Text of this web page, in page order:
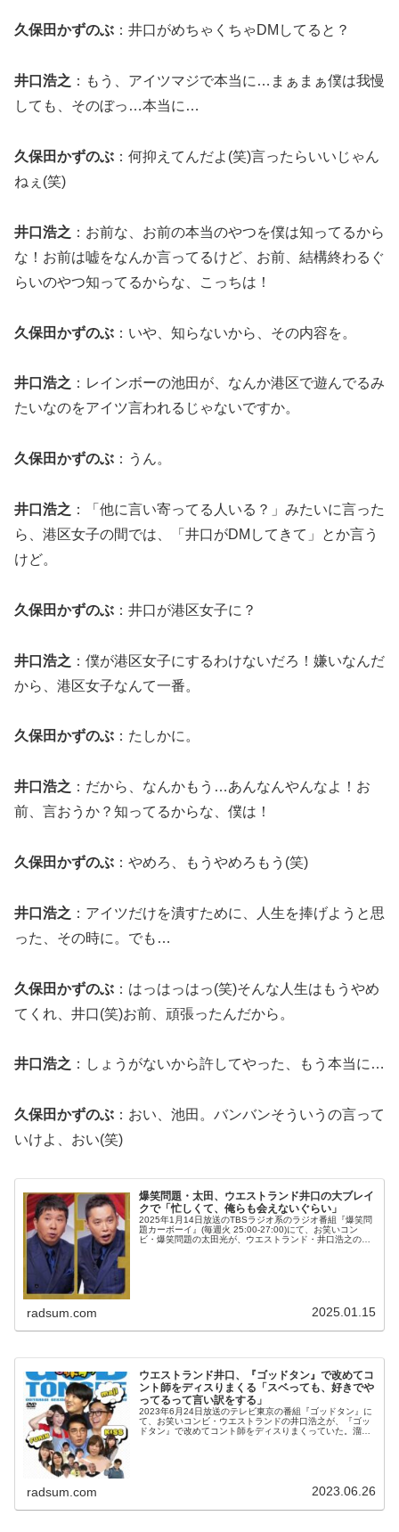
久保田かずのぶ ：井口がめちゃくちゃDMしてると？
井口浩之 ：もう、アイツマジで本当に…まぁまぁ僕は我慢
しても、そのぼっ…本当に…
久保田かずのぶ ：何抑えてんだよ(笑)言ったらいいじゃん
ねぇ(笑)
井口浩之 ：お前な、お前の本当のやつを僕は知ってるから
な！お前は嘘をなんか言ってるけど、お前、結構終わるぐ
らいのやつ知ってるからな、こっちは！
久保田かずのぶ ：いや、知らないから、その内容を。
井口浩之 ：レインボーの池田が、なんか港区で遊んでるみ
たいなのをアイツ言われるじゃないですか。
久保田かずのぶ ：うん。
井口浩之 ：「他に言い寄ってる人いる？」みたいに言った
ら、港区女子の間では、「井口がDMしてきて」とか言う
けど。
久保田かずのぶ ：井口が港区女子に？
井口浩之 ：僕が港区女子にするわけないだろ！嫌いなんだ
から、港区女子なんて一番。
久保田かずのぶ ：たしかに。
井口浩之 ：だから、なんかもう…あんなんやんなよ！お
前、言おうか？知ってるからな、僕は！
久保田かずのぶ ：やめろ、もうやめろもう(笑)
井口浩之 ：アイツだけを潰すために、人生を捧げようと思
った、その時に。でも…
久保田かずのぶ ：はっはっはっ(笑)そんな人生はもうやめ
てくれ、井口(笑)お前、頑張ったんだから。
井口浩之 ：しょうがないから許してやった、もう本当に…
久保田かずのぶ ：おい、池田。バンバンそういうの言って
いけよ、おい(笑)
爆笑問題・太田、ウエストランド井口の大ブレイ
クで「忙しくて、俺らも会えないぐらい」
2025年1月14日放送のTBSラジオ系のラジオ番組『爆笑問
題カーボーイ』(毎週火 25:00-27:00)にて、お笑いコン
ビ・爆笑問題の太田光が、ウエストランド・井口浩之の大
radsum.com 2025.01.15
ウエストランド井口、『ゴッドタン』で改めてコ
ント師をディスりまくる「スベっても、好きでや
ってるって言い訳をする」
2023年6月24日放送のテレビ東京の番組『ゴッドタン』に
て、お笑いコンビ・ウエストランドの井口浩之が、『ゴッ
ドタン』で改めてコント師をディスりまくっていた。溜口
radsum.com 2023.06.26